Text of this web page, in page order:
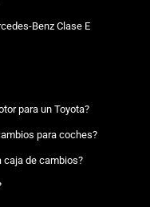
Benz Clase E
para un Toyota?
para coches?
caja de cambios?